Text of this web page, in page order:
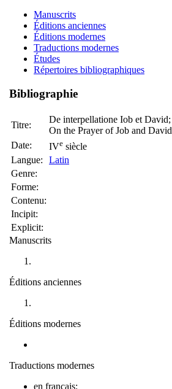
Manuscrits
Éditions anciennes
Éditions modernes
Traductions modernes
Études
Répertoires bibliographiques
Bibliographie
Titre:
De interpellatione Iob et David;
On the Prayer of Job and David
Date:
IVe siècle
Langue:
Latin
Genre:
Forme:
Contenu:
Incipit:
Explicit:
Manuscrits
Éditions anciennes
Éditions modernes
Traductions modernes
en français: